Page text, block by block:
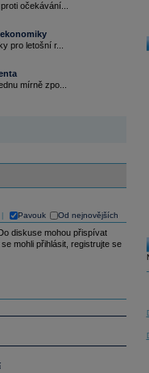
očekávání...
pro letošní r...
mírně zpo...
Pavouk Od nejnovějších
diskuse mohou přispívat
mohli přihlásit, registrujte se